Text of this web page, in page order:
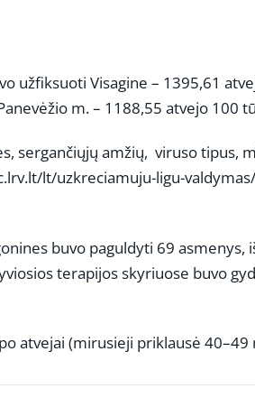
užfiksuoti Visagine – 1395,61
m. – 1188,55 atvejo 100
sergančiųjų amžių, viruso tipus,
lt/uzkreciamuju-ligu-
buvo paguldyti 69 asmenys,
terapijos skyriuose buvo
atvejai (mirusieji priklausė 40–49